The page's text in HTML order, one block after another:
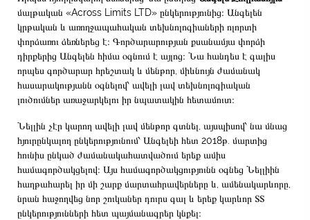
մալթական «Across Limits LTD» ընկերությունից։ Անգելեն
կրթական և առողջապահական տեխնոլոգիաների ոլորտի
փորձառու ձեռներեց է։ Գործարարության քսանամյա փորձի
դիրքերից Անգելեն հիմա օգնում է այլոց։ Նա հանդես է գալիս
որպես գործարար հրեշտակ և մենթոր, միևնույն ժամանակ
հասարակությանն օգնելով՝ ավելի լավ տեխնոլոգիական
լուծումներ առաջարկելու իր նպատակին հետամուտ։
Նելլին չէր կարող ավելի լավ մենթոր գտնել, այսպիսով՝ նա մնաց
հյուրընկալող ընկերությունում՝ Անգելեի հետ 2018թ. մարտից
հունիս ընկած ժամանակահատվածում երեք ամիս
համագործակցելով։ Այս համագործակցությունն օգնեց Նելլիին
հաղթահարել իր մի շարք մարտահրավերները և, ամենակարևորը,
նրան հաջողվեց նոր շուկաներ դուրս գալ և երեք կարևոր ՏՏ
ընկերությունների հետ պայմանագրեր կնքել։